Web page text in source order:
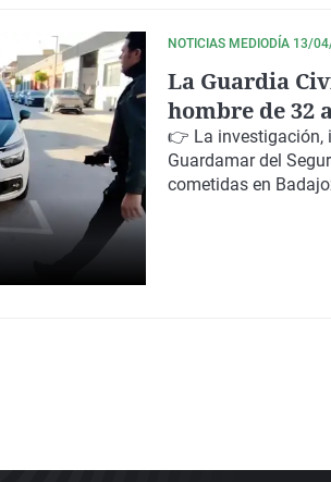
NOTICIAS MEDIODÍA 13/
La Guardia
hombre de 32
estafas por
👉 La investigación,
Guardamar del
cometidas en